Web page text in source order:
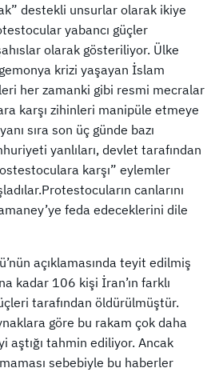
destekli unsurlar olarak ikiye
yabancı güçler
olarak gösteriliyor. Ülke
krizi yaşayan İslam
her zamanki gibi resmi mecralar
karşı zihinleri manipüle etmeye
sıra son üç günde bazı
yanlıları, devlet tarafından
karşı” eylemler
canlarını
feda edeceklerini dile
açıklamasında teyit edilmiş
kadar 106 kişi İran’ın farklı
tarafından öldürülmüştür.
göre bu rakam çok daha
aştığı tahmin ediliyor. Ancak
sebebiyle bu haberler